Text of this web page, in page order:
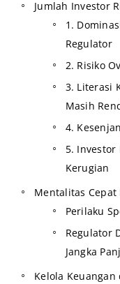
Jumlah Investor
1.
Regulator
2. Risiko
3. Literasi
Masih
4.
5.
Kerugian
Mentalitas Cepat
Perilaku
Regulator
Jangka
Kelola